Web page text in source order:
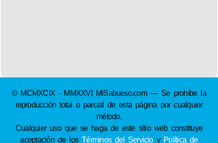
© MCMXCIX - MMXXVI MiSabueso.com — Se prohíbe la
reproducción total o parcial de esta página por cualquier
método.
Cualquier uso que se haga de este sitio web constituye
aceptación de losTérminos del Servicioy Política de